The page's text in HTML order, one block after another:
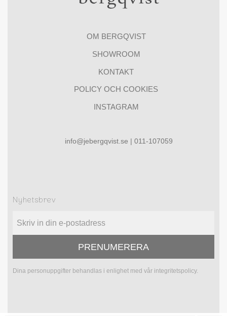
OM BERGQVIST
SHOWROOM
KONTAKT
POLICY OCH COOKIES
INSTAGRAM
info@jebergqvist.se | 011-107059
Nyhetsbrev
PRENUMERERA
Dina personuppgifter behandlas i enlighet med vår integritetspolicy.